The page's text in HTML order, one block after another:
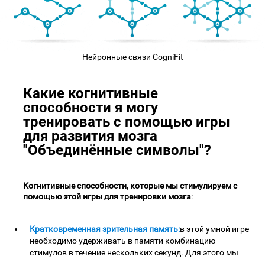
Нейронные связи CogniFit
Какие когнитивные
способности я могу
тренировать с помощью игры
для развития мозга
"Объединённые символы"?
Когнитивные способности, которые мы стимулируем с
помощью этой игры для тренировки мозга:
Кратковременная зрительная память:в этой умной игре
необходимо удерживать в памяти комбинацию
стимулов в течение нескольких секунд. Для этого мы